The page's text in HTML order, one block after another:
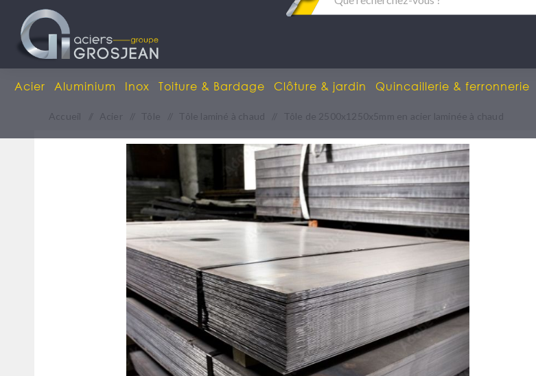
Acier Aluminium Inox Toiture & Bardage Clôture & jardin Quincaillerie & ferronnerie
Accueil Acier Tôle Tôle laminé à chaud Tôle de 2500x1250x5mm en acier laminée à chaud